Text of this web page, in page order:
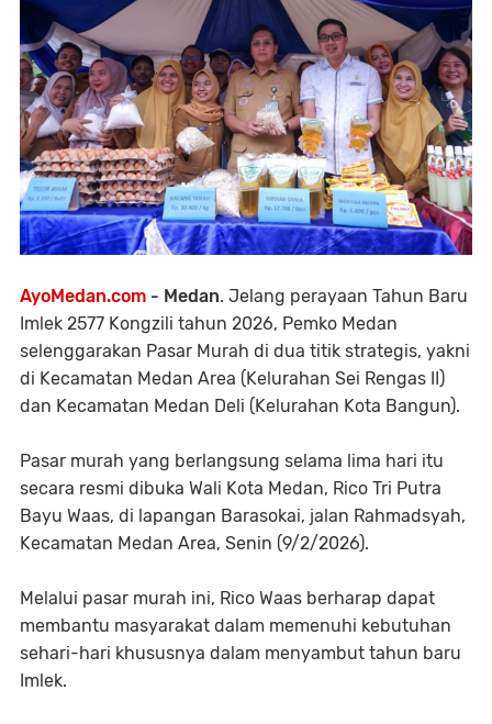
AyoMedan.com - Medan. Jelang perayaan Tahun Baru
Imlek 2577 Kongzili tahun 2026, Pemko Medan
selenggarakan Pasar Murah di dua titik strategis, yakni
di Kecamatan Medan Area (Kelurahan Sei Rengas II)
dan Kecamatan Medan Deli (Kelurahan Kota Bangun).
Pasar murah yang berlangsung selama lima hari itu
secara resmi dibuka Wali Kota Medan, Rico Tri Putra
Bayu Waas, di lapangan Barasokai, jalan Rahmadsyah,
Kecamatan Medan Area, Senin (9/2/2026).
Melalui pasar murah ini, Rico Waas berharap dapat
membantu masyarakat dalam memenuhi kebutuhan
sehari-hari khususnya dalam menyambut tahun baru
Imlek.